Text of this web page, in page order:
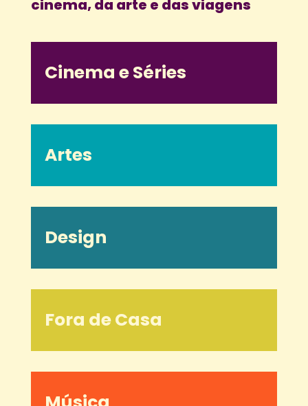
cinema, da arte e das viagens
Cinema e Séries
Artes
Design
Fora de Casa